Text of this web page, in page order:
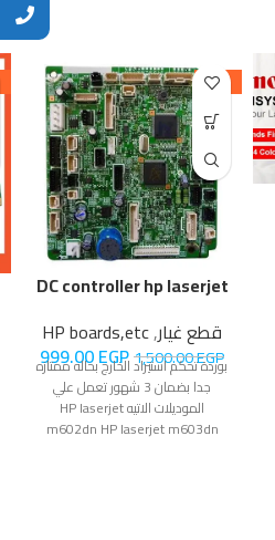
-33%
DC controller hp laserjet
قطع غيار,
HP boards,etc
1,500.00EGP
999.00EGP
بوردة تحكم استيراد الخارج بحاله ممتازه
جدا بضمان 3 شهور تعمل علي
الموديلات الاتيه HP laserjet
m602dn HP laserjet m603dn